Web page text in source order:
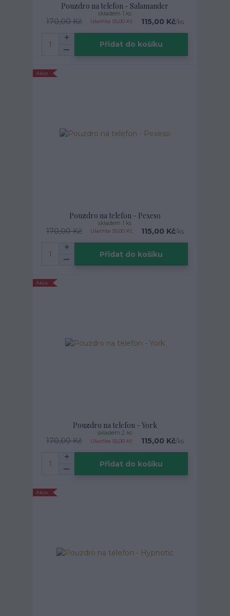
Pouzdro na telefon - Salamander
170,00 Kč Ušetříte 55,00 Kč 115,00 Kč/ks
skladem 1 ks
Přidat do košíku
Akce
Pouzdro na telefon - Pexeso
170,00 Kč Ušetříte 55,00 Kč 115,00 Kč/ks
skladem 1 ks
Přidat do košíku
Akce
Pouzdro na telefon - York
170,00 Kč Ušetříte 55,00 Kč 115,00 Kč/ks
skladem 2 ks
Přidat do košíku
Akce